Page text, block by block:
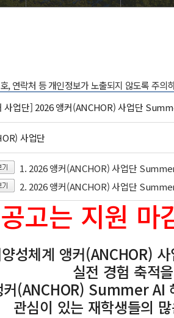
대학정보알림
정보공개
정보서비스안내
온라인민원센터
청렴행정
갑질신고센터
유실물 센터
SEOULTECH광장
대학공지사항
학사공지
장학공지
대학원공지
취업공지
대학입찰
채용정보
공모/외부행사
등록금심의위원회
코로나바이러스19 대응안내
재정위원회
, 연락처 등 개인정보가 노출되지 않도록 주의
사업단] 2026 앵커(ANCHOR) 사업단
사업단
1. 2026 앵커(ANCHOR) 사업단
2. 2026 앵커(ANCHOR) 사업단
고는 지원 마
성체계 앵커(ANCHOR)
실전 경험 축적
(ANCHOR) Summer AI
관심이 있는 재학생들의